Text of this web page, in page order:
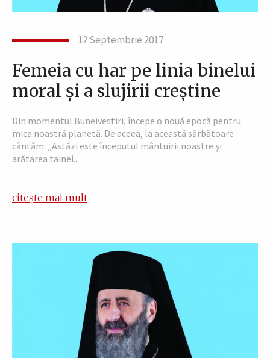
12 Septembrie 2017
Femeia cu har pe linia binelui
moral şi a slujirii creştine
Din momentul Buneivestiri, începe o nouă epocă pentru
mica noastră planetă. De aceea, la această sărbătoare
cântăm: „Astăzi este începutul mântuirii noastre şi
arătarea tainei...
citește mai mult